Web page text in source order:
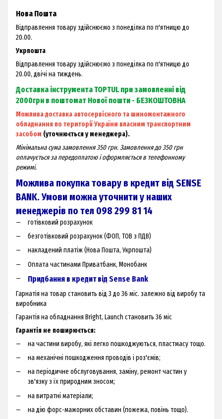
Нова Пошта
Відправлення товару здійснюємо з понеділка по п'ятницю до
20.00.
Укрпошта
Відправлення товару здійснюємо з понеділка по п'ятницю до
20.00, двічі на тиждень.
Доставка інструмента TOPTUL при замовленні від
2000грн в поштомат Нової пошти - БЕЗКОШТОВНА
Можлива доставка автосервісного та шиномонтажного
обладнання по території України власним транспортним
засобом (уточнюється у менеджера).
Мінімальна сума замовлення 350 грн. Замовлення до 350 грн
оплачується за передоплатою і оформляється в телефонному
режимі.
Можлива покупка товару в кредит від SENSE
BANK. Умови можна уточнити у наших
менеджерів по тел 098 299 81 14
готівковий розрахунок
безготівковий розрахунок (ФОП, ТОВ з ПДВ)
накладений платіж (Нова Пошта, Укрпошта)
Оплата частинами Приватбанк, Монобанк
Придбання в кредит від Sense Bank
Гарнатія на товар становить від 3 до 36 міс. залежно від виробу та
виробника
Гарантія на обладнання Bright, Launch становить 36 міс
Гарантія не поширюється:
на частини виробу, які легко пошкоджуються, пластмасу тощо.
на механічні пошкодження проводів і роз'ємів;
на періодичне обслуговування, заміну, ремонт частин у
зв'язку з їх природним зносом;
на витратні матеріали;
на дію форс-мажорних обставин (пожежа, повінь тощо).